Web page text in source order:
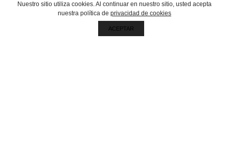
Nuestro sitio utiliza cookies. Al continuar en nuestro sitio, usted acepta
nuestra política de privacidad de cookies
ACEPTAR